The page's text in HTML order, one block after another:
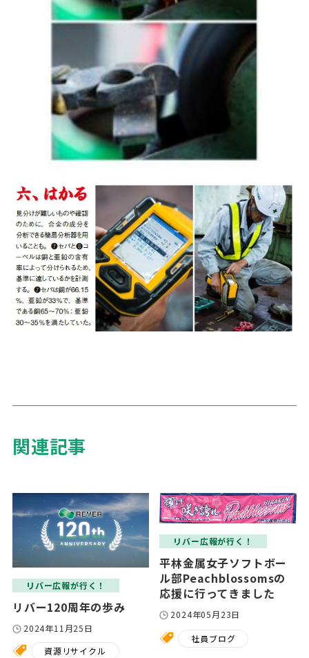
関連記事
リバー広報が行く！
リバー120周年の歩み
2024年11月25日
資源リサイクル
リバー広報が行く！
平林金属女子ソフトボー
ル部Peachblossomsの
応援に行ってきました
2024年05月23日
社員ブログ